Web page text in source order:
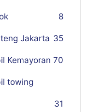
8
Jakarta 35
Kemayoran 70
towing
31